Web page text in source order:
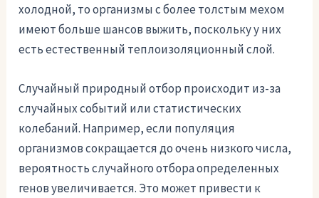
холодной, то организмы с более толстым мехом
имеют больше шансов выжить, поскольку у них
есть естественный теплоизоляционный слой.
Случайный природный отбор происходит из-за
случайных событий или статистических
колебаний. Например, если популяция
организмов сокращается до очень низкого числа,
вероятность случайного отбора определенных
генов увеличивается. Это может привести к